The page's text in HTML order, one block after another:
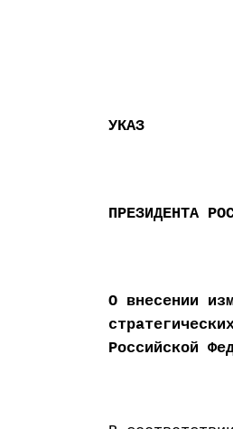
УКАЗ
ПРЕЗИДЕНТА
О внесении
Российской